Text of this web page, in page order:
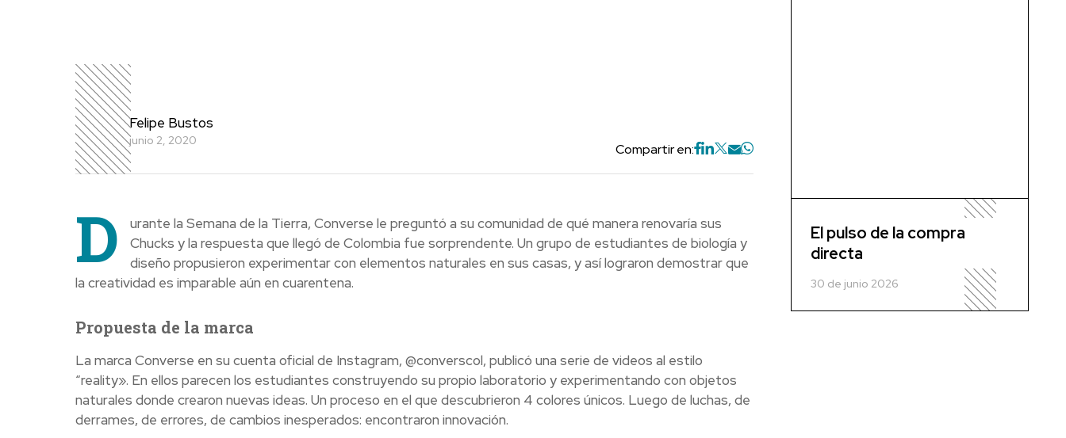
Felipe Bustos
junio 2, 2020
Compartir en:
D
urante la Semana de la Tierra, Converse le preguntó a su comunidad de qué manera renovaría sus
Chucks y la respuesta que llegó de Colombia fue sorprendente. Un grupo de estudiantes de biología y
diseño propusieron experimentar con elementos naturales en sus casas, y así lograron demostrar que
la creatividad es imparable aún en cuarentena.
Propuesta de la marca
La marca Converse en su cuenta oficial de Instagram, @converscol, publicó una serie de videos al estilo
“reality». En ellos parecen los estudiantes construyendo su propio laboratorio y experimentando con objetos
naturales donde crearon nuevas ideas. Un proceso en el que descubrieron 4 colores únicos. Luego de luchas, de
derrames, de errores, de cambios inesperados: encontraron innovación.
El pulso de la compra
directa
30 de junio 2026